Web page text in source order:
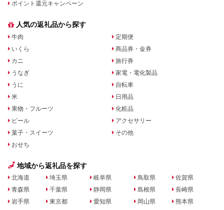
ポイント還元キャンペーン
人気の返礼品から探す
牛肉
いくら
カニ
うなぎ
うに
米
果物・フルーツ
ビール
菓子・スイーツ
おせち
定期便
商品券・金券
旅行券
家電・電化製品
自転車
日用品
化粧品
アクセサリー
その他
地域から返礼品を探す
北海道
青森県
岩手県
埼玉県
千葉県
東京都
岐阜県
静岡県
愛知県
鳥取県
島根県
岡山県
佐賀県
長崎県
熊本県